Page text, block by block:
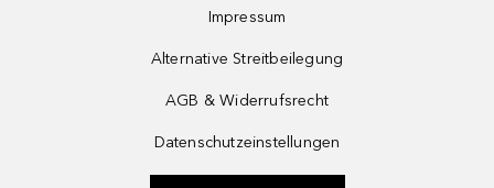
Impressum
Alternative Streitbeilegung
AGB & Widerrufsrecht
Datenschutzeinstellungen